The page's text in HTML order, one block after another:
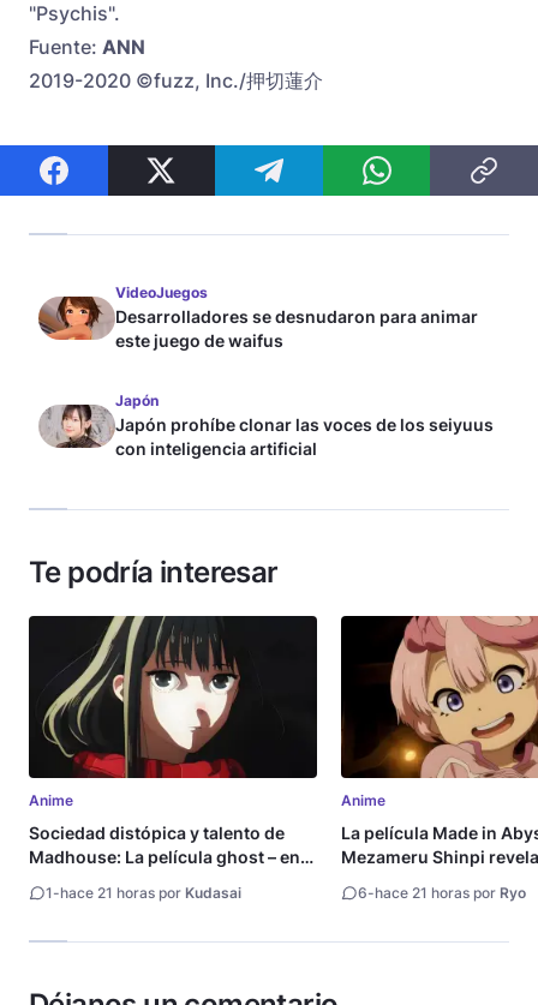
"Psychis".
Fuente: ANN
2019-2020 ©fuzz, Inc./押切蓮介
VideoJuegos
Desarrolladores se desnudaron para animar
este juego de waifus
Japón
Japón prohíbe clonar las voces de los seiyuus
con inteligencia artificial
Te podría interesar
Anime
Sociedad distópica y talento de
Madhouse: La película ghost – end
1-hace 21 horas por Kudasai
Anime
La película Made in
Mezameru Shinpi
6-hace 21 horas por Ryo